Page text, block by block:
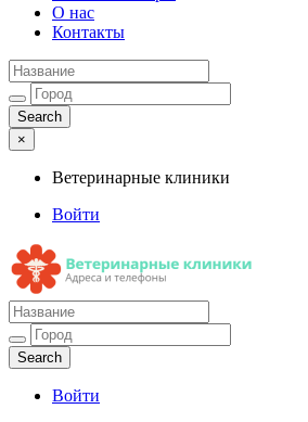
О нас
Контакты
×
Ветеринарные клиники
Войти
Ветеринарные клиники
Адреса и телефоны
Войти